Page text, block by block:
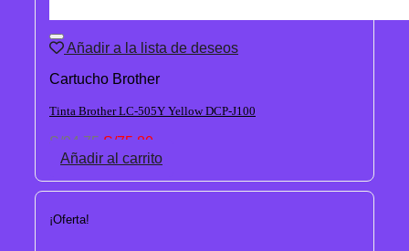
Añadir a la lista de deseos
Cartucho Brother
Tinta Brother LC-505Y Yellow DCP-J100
S/94.75 El
precio
era:
S/75.80
precio
es:
Añadir al carrito
¡Oferta!